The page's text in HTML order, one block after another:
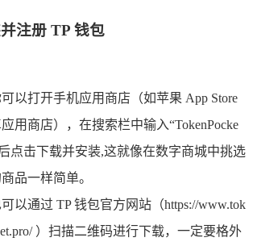
并注册 TP 钱包
以打开手机应用商店（如苹果 App Store
用商店），在搜索栏中输入“TokenPocke
点击下载并安装,这就像在数字商城中挑选
品一样简单。
以通过 TP 钱包官方网站（https://www.tok
）扫描二维码进行下载，一定要格外